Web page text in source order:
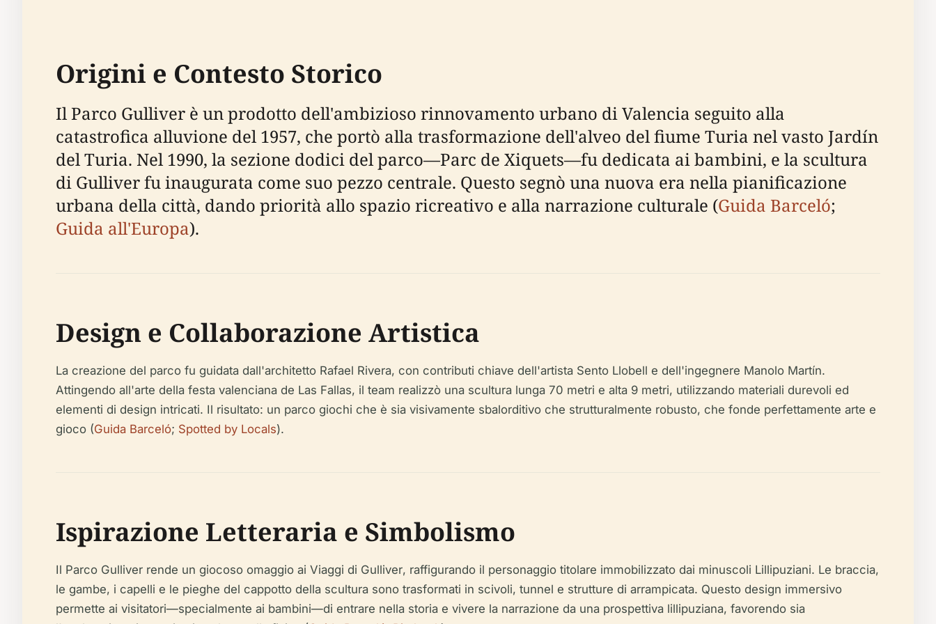
Origini e Contesto Storico
Il Parco Gulliver è un prodotto dell'ambizioso rinnovamento urbano di Valencia seguito alla
catastrofica alluvione del 1957, che portò alla trasformazione dell'alveo del fiume Turia nel vasto Jardín
del Turia. Nel 1990, la sezione dodici del parco—Parc de Xiquets—fu dedicata ai bambini, e la scultura
di Gulliver fu inaugurata come suo pezzo centrale. Questo segnò una nuova era nella pianificazione
urbana della città, dando priorità allo spazio ricreativo e alla narrazione culturale (Guida Barceló;
Guida all'Europa).
Design e Collaborazione Artistica
La creazione del parco fu guidata dall'architetto Rafael Rivera, con contributi chiave dell'artista Sento Llobell e dell'ingegnere Manolo Martín.
Attingendo all'arte della festa valenciana de Las Fallas, il team realizzò una scultura lunga 70 metri e alta 9 metri, utilizzando materiali durevoli ed
elementi di design intricati. Il risultato: un parco giochi che è sia visivamente sbalorditivo che strutturalmente robusto, che fonde perfettamente arte e
gioco (Guida Barceló; Spotted by Locals).
Ispirazione Letteraria e Simbolismo
Il Parco Gulliver rende un giocoso omaggio ai Viaggi di Gulliver, raffigurando il personaggio titolare immobilizzato dai minuscoli Lillipuziani. Le braccia,
le gambe, i capelli e le pieghe del cappotto della scultura sono trasformati in scivoli, tunnel e strutture di arrampicata. Questo design immersivo
permette ai visitatori—specialmente ai bambini—di entrare nella storia e vivere la narrazione da una prospettiva lillipuziana, favorendo sia